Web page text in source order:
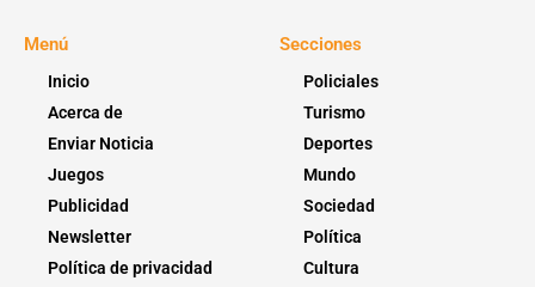
Menú
Inicio
Acerca de
Enviar Noticia
Juegos
Publicidad
Newsletter
Política de privacidad
Secciones
Policiales
Turismo
Deportes
Mundo
Sociedad
Política
Cultura